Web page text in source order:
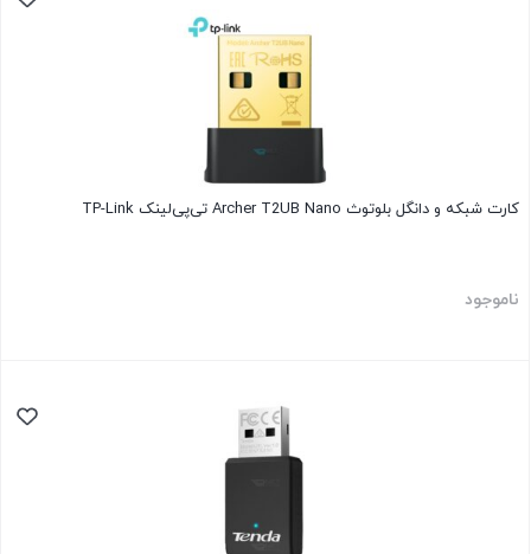
کارت شبکه و دانگل بلوتوث Archer T2UB Nano تی‌پی‌لینک TP-Link
ناموجود